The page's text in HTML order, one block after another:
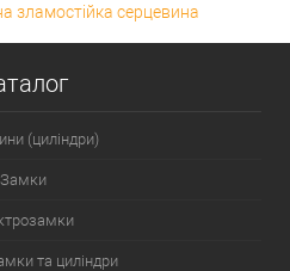
зламостійка серцевина
(циліндри)
Замки
та циліндри